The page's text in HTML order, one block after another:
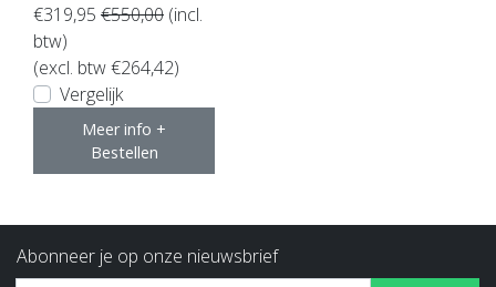
€319,95 €550,00 (incl.
btw)
(excl. btw €264,42)
Vergelijk
Meer info +
Bestellen
Abonneer je op onze nieuwsbrief